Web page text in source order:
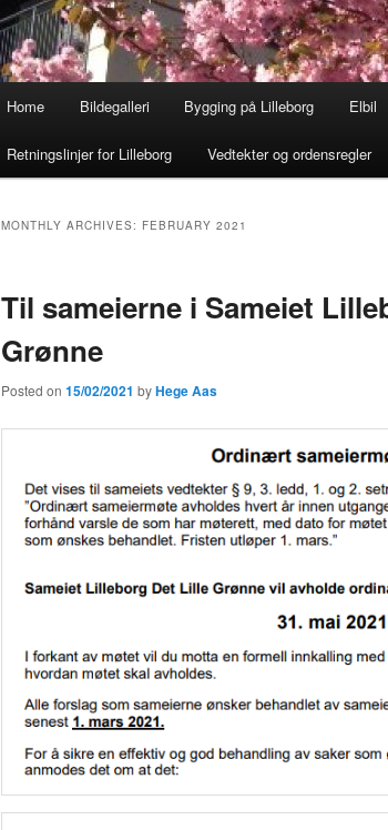
Home Bildegalleri Bygging på Lilleborg Elbil
Retningslinjer for Lilleborg Vedtekter og ordensregler
MONTHLY ARCHIVES: FEBRUARY 2021
Til sameierne i Sameiet
Grønne
Posted on 15/02/2021 byHege Aas